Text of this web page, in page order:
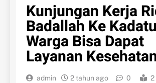
Kunjungan Kerja
Badallah Ke
Warga Bisa Dapat
Layanan
admin 2 tahun ago 0 2